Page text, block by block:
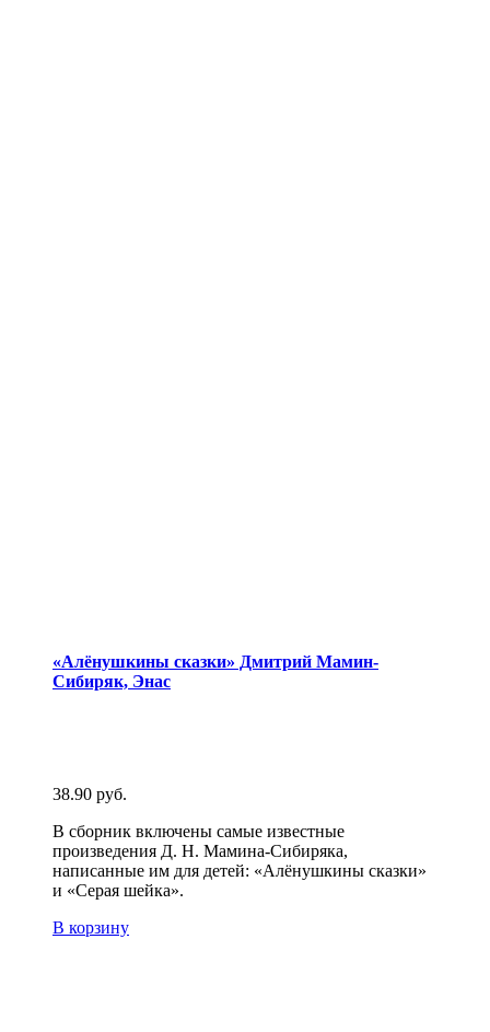
«Алёнушкины сказки» Дмитрий Мамин-
Сибиряк, Энас
38.90 руб.
В сборник включены самые известные
произведения Д. Н. Мамина-Сибиряка,
написанные им для детей: «Алёнушкины сказки»
и «Серая шейка».
В корзину